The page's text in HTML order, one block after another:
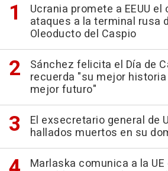
Ucrania promete a EEUU
ataques a la terminal rusa
Oleoducto del Caspio
Sánchez felicita el Día de
recuerda "su mejor
mejor futuro"
El exsecretario general de
hallados muertos en su
Marlaska comunica a la UE